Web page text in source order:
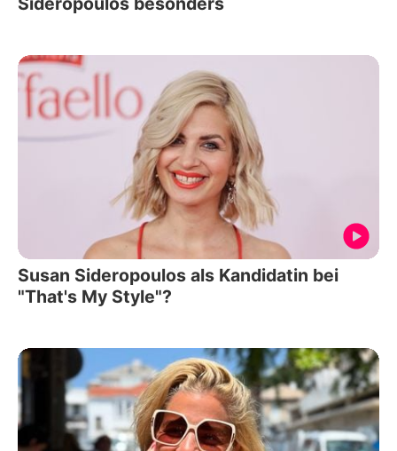
Susan Sideropoulos als Kandidatin bei
"That's My Style"?